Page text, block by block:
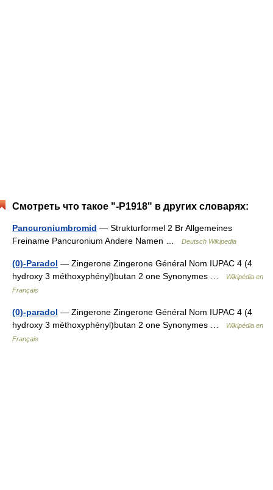
Смотреть что такое "-P1918" в других словарях:
Pancuroniumbromid — Strukturformel 2 Br Allgemeines
Freiname Pancuronium Andere Namen …
Deutsch Wikipedia
(0)-Paradol — Zingerone Zingerone Général Nom IUPAC 4 (4
hydroxy 3 méthoxyphényl)butan 2 one Synonymes …
Wikipédia en
Français
(0)-paradol — Zingerone Zingerone Général Nom IUPAC 4 (4
hydroxy 3 méthoxyphényl)butan 2 one Synonymes …
Wikipédia en
Français